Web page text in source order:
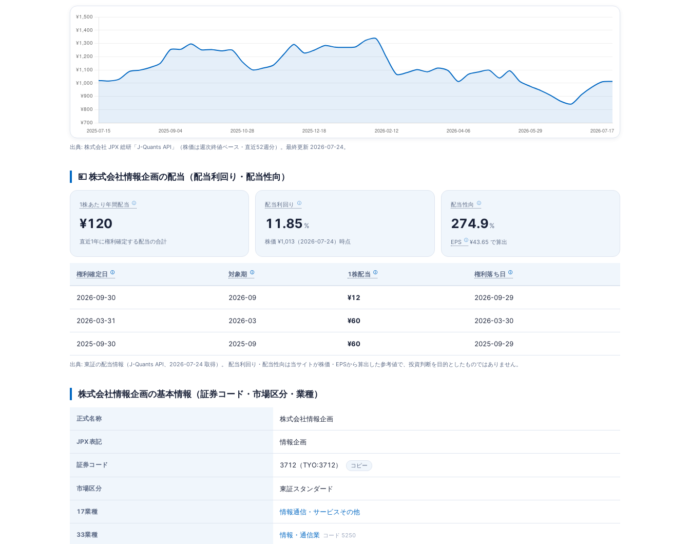
出典: 株式会社 JPX 総研「J-Quants API」（株価は週次終値ベース・直近52週分）。最終更新 2026-07-24。
💴 株式会社情報企画の配当（配当利回り・配当性向）
1株あたり年間配当
¥120
直近1年に権利確定する配当の合計
配当利回り
11.85 %
株価 ¥1,013（2026-07-24）時点
配当性向
274.9%
EPS ¥43.65 で算出
権利確定日 対象期 1株配当 権利落ち日
2026-09-30 2026-09 ¥12 2026-09-29
2026-03-31 2026-03 ¥60 2026-03-30
2025-09-30 2025-09 ¥60 2025-09-29
出典: 東証の配当情報（J-Quants API、2026-07-24 取得）。 配当利回り・配当性向は当サイトが株価・EPSから算出した参考値で、投資判断を目的としたものではありません。
株式会社情報企画の基本情報（証券コード・市場区分・業種）
正式名称 株式会社情報企画
JPX表記 情報企画
証券コード 3712（TYO:3712） コピー
市場区分 東証スタンダード
17業種 情報通信・サービスその他
33業種 情報・通信業 コード 5250